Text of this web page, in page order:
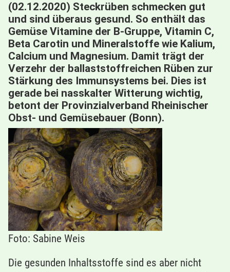
(02.12.2020) Steckrüben schmecken gut
und sind überaus gesund. So enthält das
Gemüse Vitamine der B-Gruppe, Vitamin C,
Beta Carotin und Mineralstoffe wie Kalium,
Calcium und Magnesium. Damit trägt der
Verzehr der ballaststoffreichen Rüben zur
Stärkung des Immunsystems bei. Dies ist
gerade bei nasskalter Witterung wichtig,
betont der Provinzialverband Rheinischer
Obst- und Gemüsebauer (Bonn).
Foto: Sabine Weis
Die gesunden Inhaltsstoffe sind es aber nicht